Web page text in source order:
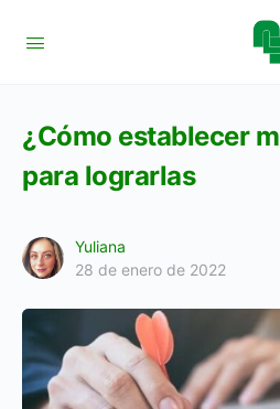
¿Cómo establecer
para lograrlas
Yuliana
28 de enero de 2022